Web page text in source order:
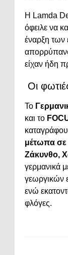
Η Lamda
όφειλε να
έναρξη των
είχαν ήδη
Οι
Το
και το
μέτωπα
Ζάκυνθο,
γερμανικά
γεωργικών
ενώ
φλόγες.